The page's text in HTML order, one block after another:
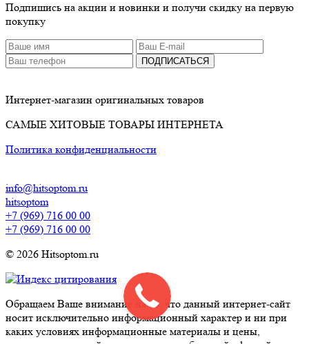
Подпишись на акции и новинки и получи скидку на первую
покупку
ПОДПИСАТЬСЯ
Интернет-магазин оригинальных товаров
САМЫЕ ХИТОВЫЕ ТОВАРЫ ИНТЕРНЕТА
Политика конфиденциальности
info@hitsoptom.ru
hitsoptom
+7 (969) 716 00 00
+7 (969) 716 00 00
© 2026 Hitsoptom.ru
Обращаем Ваше внимание на то, что данный интернет-сайт
носит исключительно информационный характер и ни при
каких условиях информационные материалы и цены,